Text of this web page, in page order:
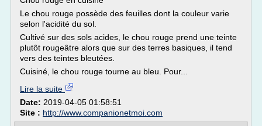
Le chou rouge possède des feuilles dont la couleur varie
selon l'acidité du sol.
Cultivé sur des sols acides, le chou rouge prend une teinte
plutôt rougeâtre alors que sur des terres basiques, il tend
vers des teintes bleutées.
Cuisiné, le chou rouge tourne au bleu. Pour...
Lire la suite
Date: 2019-04-05 01:58:51
Site : http://www.companionetmoi.com